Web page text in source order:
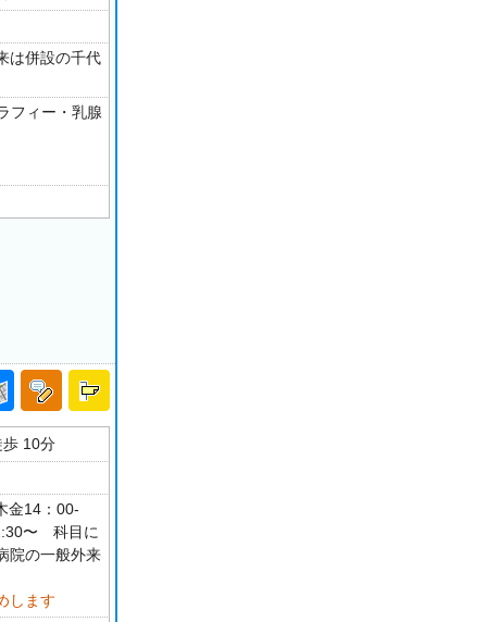
は併設の千代
フィー・乳腺
歩 10分
金14：00-
〜 科目に
院の一般外来
します